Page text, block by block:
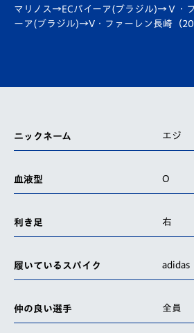
マリノス→ECバイーア(ブラジル)→Ｖ・
ーア(ブラジル)→V・ファーレン長崎（
ニックネーム エジ
血液型 O
利き足 右
履いているスパイク adidas
仲の良い選手 全員